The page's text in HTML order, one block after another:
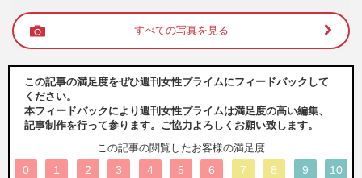
すべての写真を見る
この記事の満足度をぜひ週刊女性プライムにフィードバックして
ください。
本フィードバックにより週刊女性プライムは満足度の高い編集、
記事制作を行って参ります。ご協力よろしくお願い致します。
この記事の閲覧したお客様の満足度
0 1 2 3 4 5 6 7 8 9 10